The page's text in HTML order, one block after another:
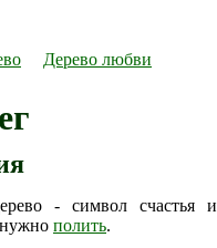
Дерево любви
- символ счастья и
нужно полить.